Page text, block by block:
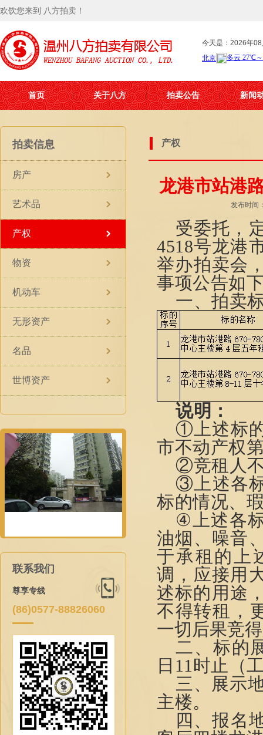
欢饮您来到 八方拍卖！
今天是：2026年
首页 关于八方 拍卖公告 新闻
拍卖信息
房产
艺术品
产权
物资
机动车
无形资产
名品
世博资产
联系我们
尊享专线
(86)0577-88826060
产权
龙港市站港
发布时间
受委托，
4518号龙港
举办拍卖会
事项公告如
一、拍卖
说明：
① 上述标
市不动产权
②竞租人
③上述各
标的情况、
④ 上述各
油烟、 噪音
于承租的上
调，应接用
述标的用途
不得转租
，
一切后果竞
二、标的
日11时止
（
三、展示
主楼。
四、报名